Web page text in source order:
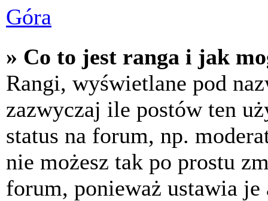
Góra
» Co to jest ranga i jak
Rangi, wyświetlane pod
zazwyczaj ile postów ten
status na forum, np.
nie możesz tak po prostu
forum, ponieważ ustawia